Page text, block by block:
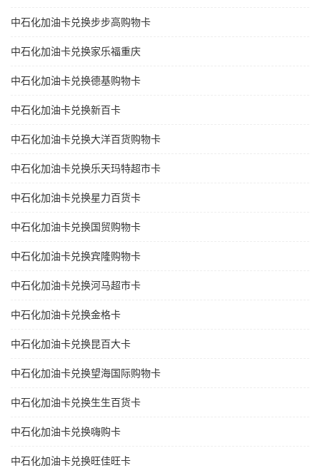
中石化加油卡兑换步步高购物卡
中石化加油卡兑换家乐福重庆
中石化加油卡兑换德基购物卡
中石化加油卡兑换新百卡
中石化加油卡兑换大洋百货购物卡
中石化加油卡兑换乐天玛特超市卡
中石化加油卡兑换星力百货卡
中石化加油卡兑换国贸购物卡
中石化加油卡兑换宾隆购物卡
中石化加油卡兑换河马超市卡
中石化加油卡兑换金格卡
中石化加油卡兑换昆百大卡
中石化加油卡兑换望海国际购物卡
中石化加油卡兑换生生百货卡
中石化加油卡兑换嗨购卡
中石化加油卡兑换旺佳旺卡